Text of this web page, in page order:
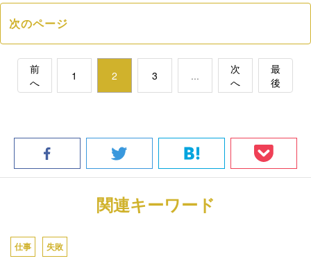
次のページ
前
へ
1 2 3 ...
次
へ
最
後
関連キーワード
仕事 失敗